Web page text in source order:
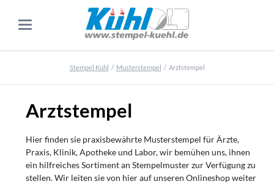
Stempel Kühl Musterstempel Arztstempel
Arztstempel
Hier finden sie praxisbewährte Musterstempel für Ärzte,
Praxis, Klinik, Apotheke und Labor, wir bemühen uns, ihnen
ein hilfreiches Sortiment an Stempelmuster zur Verfügung zu
stellen. Wir leiten sie von hier auf unseren Onlineshop weiter